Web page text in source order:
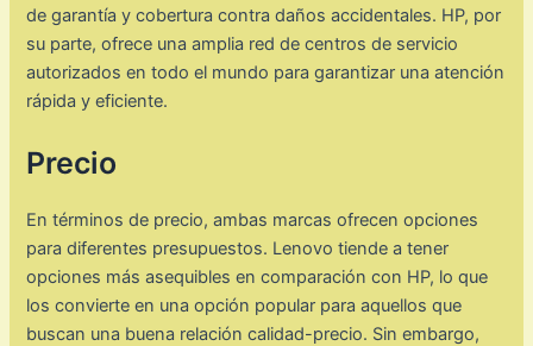
de garantía y cobertura contra daños accidentales. HP, por
su parte, ofrece una amplia red de centros de servicio
autorizados en todo el mundo para garantizar una atención
rápida y eficiente.
Precio
En términos de precio, ambas marcas ofrecen opciones
para diferentes presupuestos. Lenovo tiende a tener
opciones más asequibles en comparación con HP, lo que
los convierte en una opción popular para aquellos que
buscan una buena relación calidad-precio. Sin embargo,